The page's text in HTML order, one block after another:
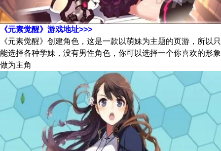
《元素觉醒》游戏地址>>>
《元素觉醒》创建角色，这是一款以萌妹为主题的页游，所以只
能选择各种学妹，没有男性角色，你可以选择一个你喜欢的形象
做为主角